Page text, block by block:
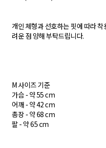
개인 체형과 선호하는 핏에 따라
려운 점 양해 부탁드립니다.
M 사이즈 기준
가슴 - 약 55 cm
어깨 - 약 42 cm
총장 - 약 68 cm
팔 - 약 65 cm